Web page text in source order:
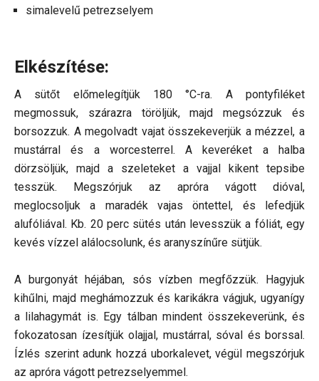
simalevelű petrezselyem
Elkészítése:
A sütőt előmelegítjük 180 °C-ra. A pontyfiléket
megmossuk, szárazra töröljük, majd megsózzuk és
borsozzuk. A megolvadt vajat összekeverjük a mézzel, a
mustárral és a worcesterrel. A keveréket a halba
dörzsöljük, majd a szeleteket a vajjal kikent tepsibe
tesszük. Megszórjuk az apróra vágott dióval,
meglocsoljuk a maradék vajas öntettel, és lefedjük
alufóliával. Kb. 20 perc sütés után levesszük a fóliát, egy
kevés vízzel alálocsolunk, és aranyszínűre sütjük.
A burgonyát héjában, sós vízben megfőzzük. Hagyjuk
kihűlni, majd meghámozzuk és karikákra vágjuk, ugyanígy
a lilahagymát is. Egy tálban mindent összekeverünk, és
fokozatosan ízesítjük olajjal, mustárral, sóval és borssal.
Ízlés szerint adunk hozzá uborkalevet, végül megszórjuk
az apróra vágott petrezselyemmel.